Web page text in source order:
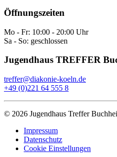
Öffnungszeiten
Mo - Fr: 10:00 - 20:00 Uhr
Sa - So: geschlossen
Jugendhaus TREFFER
treffer@diakonie-koeln.de
+49 (0)221 64 555 8
© 2026 Jugendhaus Treffer
Impressum
Datenschutz
Cookie Einstellungen